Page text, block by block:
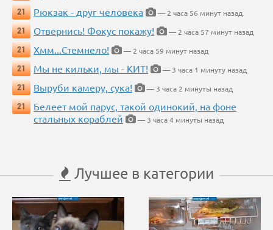
21
Рюкзак - друг человека
— 2 часа 56 минут назад
21
Отвернись! Фокус покажу!
— 2 часа 57 минут назад
21
Хмм...Стемнело!
— 2 часа 59 минут назад
21
Мы не кильки, мы - КИТ!
— 3 часа 1 минуту назад
21
Выруби камеру, сука!
— 3 часа 2 минуты назад
21
Белеет мой парус, такой одинокий, на фоне
стальных кораблей
— 3 часа 4 минуты назад
Лучшее в категории